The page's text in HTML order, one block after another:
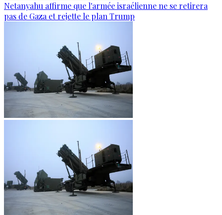
Netanyahu affirme que l'armée israélienne ne se retirera
pas de Gaza et rejette le plan Trump